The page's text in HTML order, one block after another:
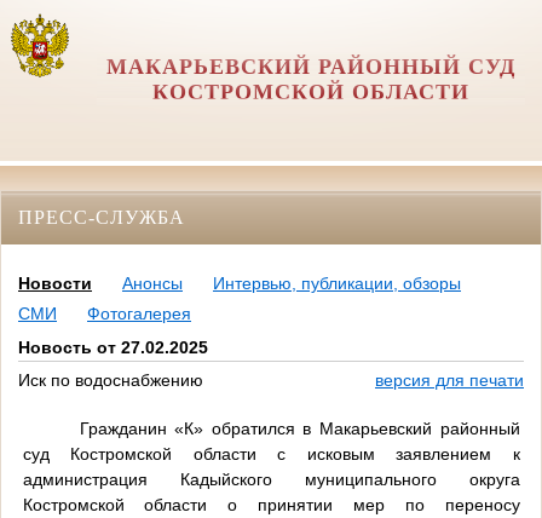
МАКАРЬЕВСКИЙ РАЙОННЫЙ СУД
КОСТРОМСКОЙ ОБЛАСТИ
ПРЕСС-СЛУЖБА
Новости Анонсы
Интервью, публикации, обзоры
СМИ
Фотогалерея
Новость от 27.02.2025
Иск по водоснабжению
версия для печати
Гражданин «К» обратился в Макарьевский районный
суд Костромской области с исковым заявлением к
администрация Кадыйского муниципального округа
Костромской области о принятии мер по переносу